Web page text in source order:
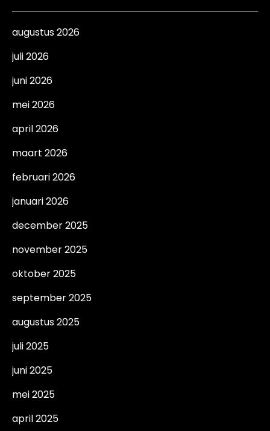
augustus 2026
juli 2026
juni 2026
mei 2026
april 2026
maart 2026
februari 2026
januari 2026
december 2025
november 2025
oktober 2025
september 2025
augustus 2025
juli 2025
juni 2025
mei 2025
april 2025